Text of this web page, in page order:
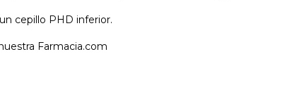
cepillo PHD inferior.
Farmacia.com